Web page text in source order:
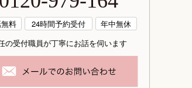
料 24時間予約受付
年中無休
の受付職員が丁寧にお話を伺います